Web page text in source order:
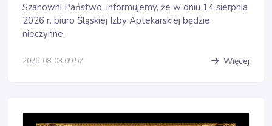
Szanowni Państwo, informujemy, że w dniu 14 sierpnia
2026 r. biuro Śląskiej Izby Aptekarskiej będzie
nieczynne.
2026-08-03 09:57 Więcej